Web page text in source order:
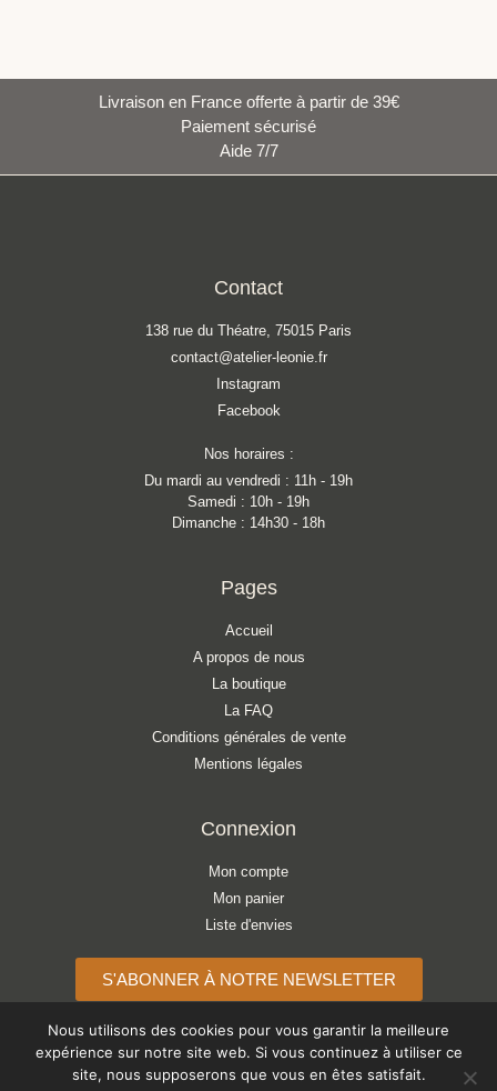
Livraison en France offerte à partir de 39€
Paiement sécurisé
Aide 7/7
Contact
138 rue du Théatre, 75015 Paris
contact@atelier-leonie.fr
Instagram
Facebook
Nos horaires :
Du mardi au vendredi : 11h - 19h
Samedi : 10h - 19h
Dimanche : 14h30 - 18h
Pages
Accueil
A propos de nous
La boutique
La FAQ
Conditions générales de vente
Mentions légales
Connexion
Mon compte
Mon panier
Liste d'envies
S'ABONNER À NOTRE NEWSLETTER
Copyright © 2026 ATELIER LÉONIE
Nous utilisons des cookies pour vous garantir la meilleure
expérience sur notre site web. Si vous continuez à utiliser ce
site, nous supposerons que vous en êtes satisfait.